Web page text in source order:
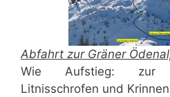
Abfahrt zur Gräner
Wie Aufstieg: zur
Litnisschrofen und